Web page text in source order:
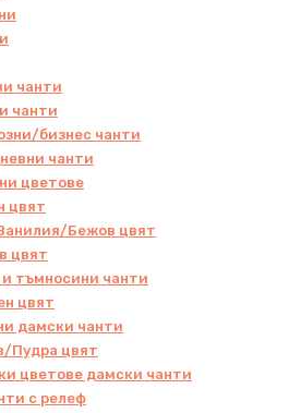
чанти
чанти
бизнес чанти
чанти
цветове
цвят
Бежов цвят
цвят
тъмносини чанти
цвят
дамски чанти
Пудра цвят
цветове дамски чанти
с релеф